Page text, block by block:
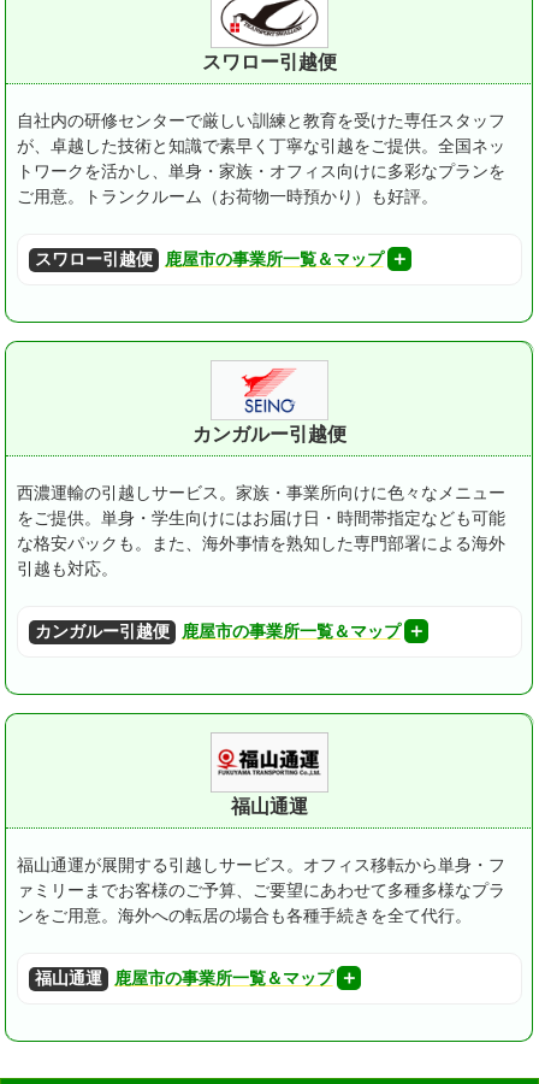
スワロー引越便
自社内の研修センターで厳しい訓練と教育を受けた専任スタッフ
が、卓越した技術と知識で素早く丁寧な引越をご提供。全国ネッ
トワークを活かし、単身・家族・オフィス向けに多彩なプランを
ご用意。トランクルーム（お荷物一時預かり）も好評。
スワロー引越便 鹿屋市の事業所一覧＆マップ
カンガルー引越便
西濃運輸の引越しサービス。家族・事業所向けに色々なメニュー
をご提供。単身・学生向けにはお届け日・時間帯指定なども可能
な格安パックも。
また、海外事情を熟知した専門部署による海外
引越も対応。
カンガルー引越便 鹿屋市の事業所一覧＆マップ
福山通運
福山通運が展開する引越しサービス。オフィス移転から単身・フ
ァミリーまでお客様のご予算、ご要望にあわせて多種多様なプラ
ンをご用意。海外への転居の場合も各種手続きを全て代行。
福山通運 鹿屋市の事業所一覧＆マップ